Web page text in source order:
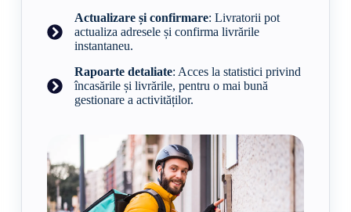
Actualizare și confirmare: Livratorii pot
actualiza adresele și confirma livrările
instantaneu.
Rapoarte detaliate: Acces la statistici privind
încasările și livrările, pentru o mai bună
gestionare a activităților.